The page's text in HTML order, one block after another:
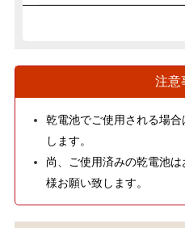
注意
乾電池でご使用される場
します。
尚、ご使用済みの乾電池
様お願い致します。